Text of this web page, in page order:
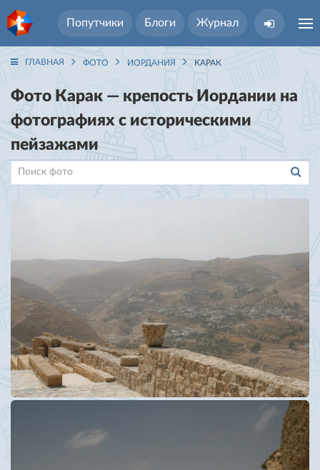
Попутчики Блоги Журнал
ГЛАВНАЯ ФОТО ИОРДАНИЯ КАРАК
Фото Карак — крепость Иордании на
фотографиях с историческими
пейзажами